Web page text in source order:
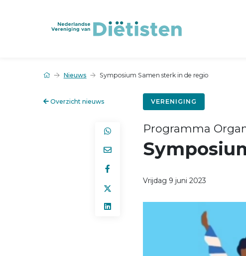
Nieuws Symposium Samen sterk in de regio
Overzicht nieuws VERENIGING
Programma
Vrijdag 9 juni 2023